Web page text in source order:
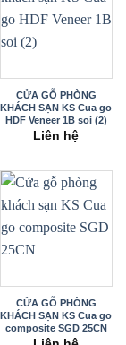
CỬA GỖ PHÒNG
KHÁCH SẠN KS Cua go
HDF Veneer 1B soi (2)
Liên hệ
CỬA GỖ PHÒNG
KHÁCH SẠN KS Cua go
composite SGD 25CN